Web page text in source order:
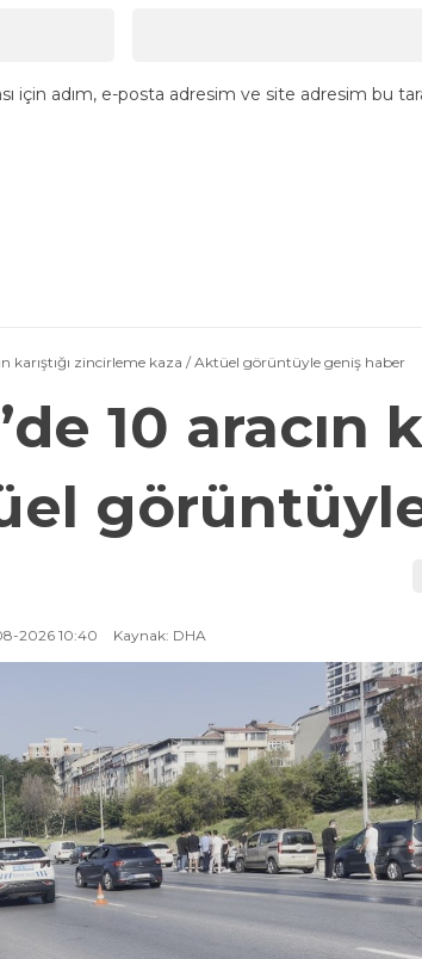
için adım, e-posta adresim ve site adresim bu
karıştığı zincirleme kaza / Aktüel görüntüyle geniş haber
10 aracın
2026 10:40 Kaynak: DHA